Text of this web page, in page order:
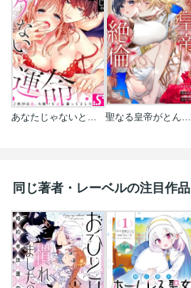
あなたじゃないと、イケない運命～ご無沙汰Ω、大嫌いなαと番ってました 聖なる皇帝がとんだ隠れ絶倫だった件【単話】
同じ著者・レーベルの注目作品